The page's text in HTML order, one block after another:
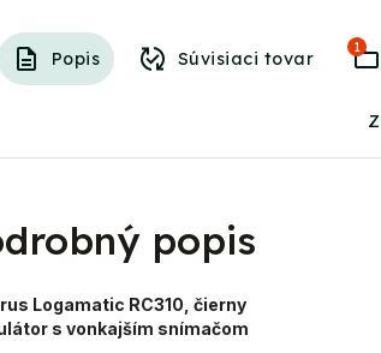
Popis Súvisiaci tovar
1
popis
Logamatic RC310, čierny
s vonkajším snímačom